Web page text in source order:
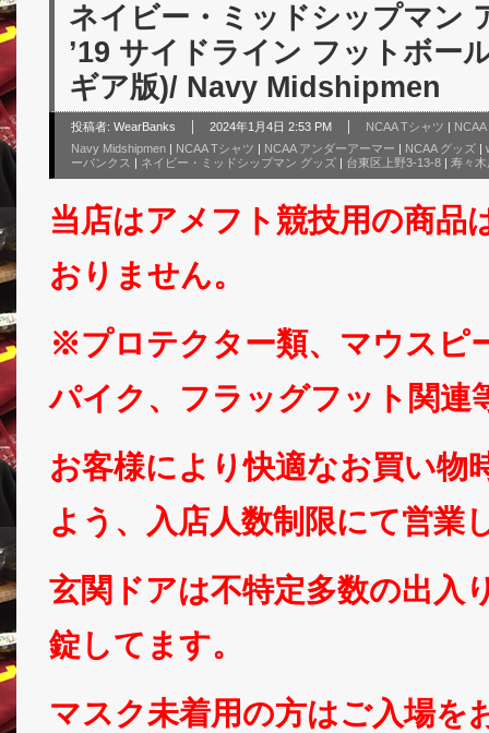
ネイビー・ミッドシップマン
’19 サイドライン フットボー
ギア版)/ Navy Midshipmen
投稿者: WearBanks 2024年1月4日 2:53 PM NCAA Tシャツ
Navy Midshipmen | NCAA Tシャツ | NCAA アンダーアーマー | NCAA グッズ |
ーバンクス | ネイビー・ミッドシップマン グッズ | 台東区上野3-13-8 | 寿々
当店はアメフト競技用の商品
おりません。
※プロテクター類、マウスピ
パイク、フラッグフット関連
お客様により快適なお買い物
よう、入店人数制限にて営業
玄関ドアは不特定多数の出入
錠してます。
マスク未着用の方はご入場を